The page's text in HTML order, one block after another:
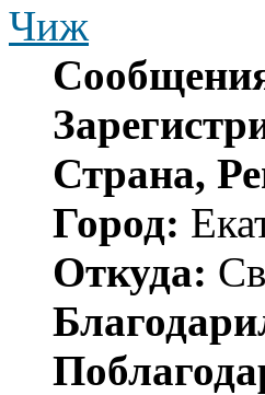
Чиж
Страна,
Город:
Откуда: